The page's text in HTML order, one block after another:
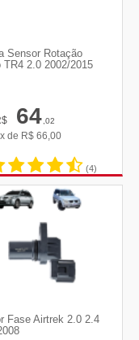
Sensor Rotação
TR4 2.0 2002/2015
64,02
de R$ 66,00
(4)
Fase Airtrek 2.0 2.4